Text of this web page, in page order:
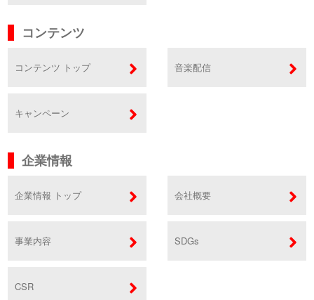
コンテンツ
コンテンツ トップ 音楽配信
キャンペーン
企業情報
企業情報 トップ 会社概要
事業内容 SDGs
CSR